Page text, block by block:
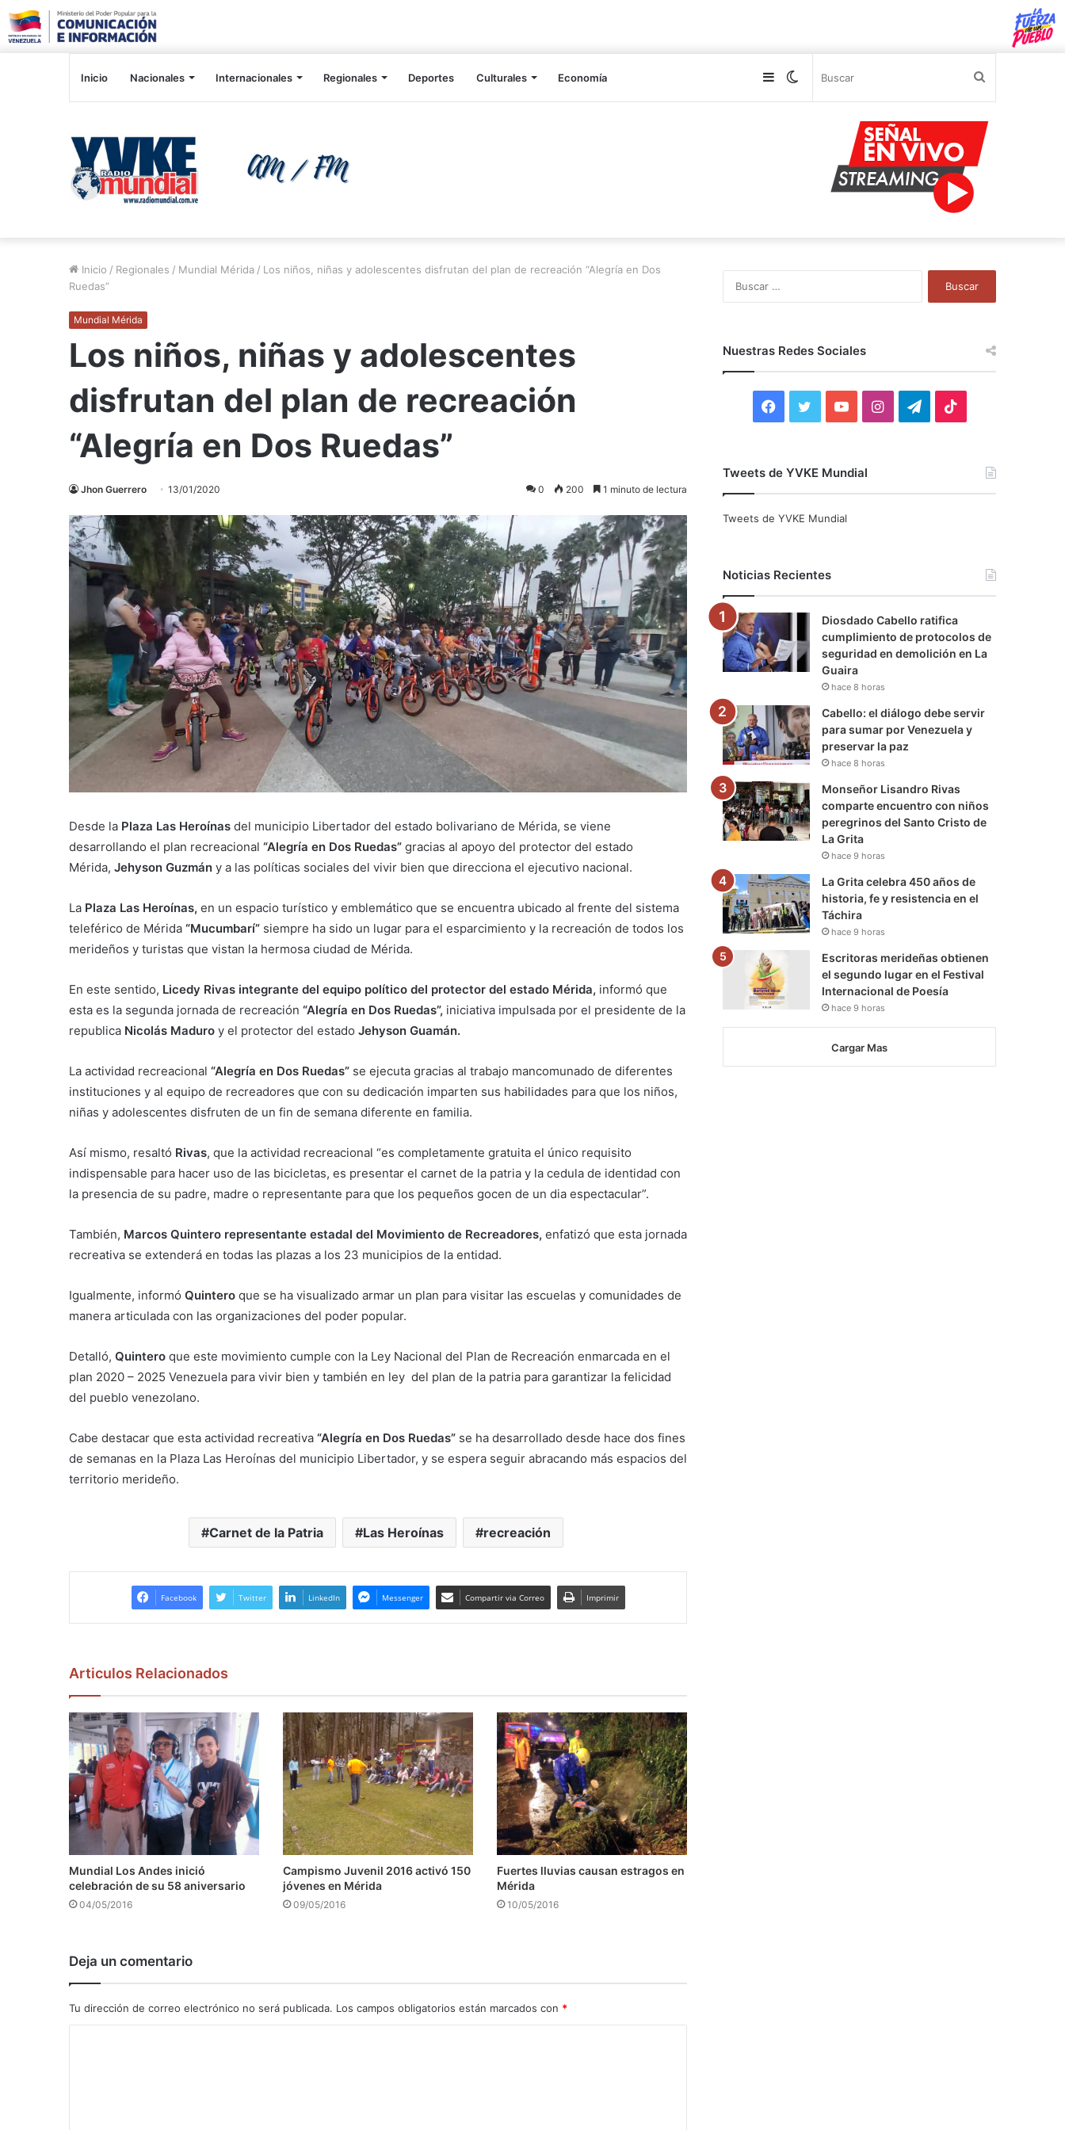
Inicio Nacionales Internacionales Regionales Deportes Culturales Economía Switch
Sidebar
Inicio / Regionales / Mundial Mérida / Los niños, niñas y adolescentes disfrutan del plan de recreación “Alegría en Dos
Ruedas”
Mundial Mérida
Los niños, niñas y adolescentes
disfrutan del plan de recreación
“Alegría en Dos Ruedas”
Jhon Guerrero 13/01/2020 0 200 1 minuto de lectura
Desde la Plaza Las Heroínas del municipio Libertador del estado bolivariano de Mérida, se viene
desarrollando el plan recreacional “Alegría en Dos Ruedas” gracias al apoyo del protector del estado
Mérida, Jehyson Guzmán y a las políticas sociales del vivir bien que direcciona el ejecutivo nacional.
La Plaza Las Heroínas, en un espacio turístico y emblemático que se encuentra ubicado al frente del sistema
teleférico de Mérida “Mucumbarí” siempre ha sido un lugar para el esparcimiento y la recreación de todos los
merideños y turistas que vistan la hermosa ciudad de Mérida.
En este sentido, Licedy Rivas integrante del equipo político del protector del estado Mérida, informó que
esta es la segunda jornada de recreación “Alegría en Dos Ruedas”, iniciativa impulsada por el presidente de la
republica Nicolás Maduro y el protector del estado Jehyson Guamán.
La actividad recreacional “Alegría en Dos Ruedas” se ejecuta gracias al trabajo mancomunado de diferentes
instituciones y al equipo de recreadores que con su dedicación imparten sus habilidades para que los niños,
niñas y adolescentes disfruten de un fin de semana diferente en familia.
Así mismo, resaltó Rivas, que la actividad recreacional “es completamente gratuita el único requisito
indispensable para hacer uso de las bicicletas, es presentar el carnet de la patria y la cedula de identidad con
la presencia de su padre, madre o representante para que los pequeños gocen de un dia espectacular”.
También, Marcos Quintero representante estadal del Movimiento de Recreadores, enfatizó que esta jornada
recreativa se extenderá en todas las plazas a los 23 municipios de la entidad.
Igualmente, informó Quintero que se ha visualizado armar un plan para visitar las escuelas y comunidades de
manera articulada con las organizaciones del poder popular.
Detalló, Quintero que este movimiento cumple con la Ley Nacional del Plan de Recreación enmarcada en el
plan 2020 – 2025 Venezuela para vivir bien y también en ley del plan de la patria para garantizar la felicidad
del pueblo venezolano.
Cabe destacar que esta actividad recreativa “Alegría en Dos Ruedas” se ha desarrollado desde hace dos fines
de semanas en la Plaza Las Heroínas del municipio Libertador, y se espera seguir abracando más espacios del
territorio merideño.
Carnet de la Patria Las Heroínas recreación
Facebook Twitter LinkedIn Messenger Compartir via Correo Imprimir
Articulos Relacionados
Mundial Los Andes inició
celebración de su 58 aniversario
04/05/2016
Campismo Juvenil 2016 activó 150
jóvenes en Mérida
09/05/2016
Fuertes lluvias causan estragos en
Mérida
10/05/2016
Deja un comentario
Tu dirección de correo electrónico no será publicada. Los campos obligatorios están marcados con *
Nuestras Redes Sociales
F
c
o
k
i
r
Y
u
e
I
r
a
m
T
a
m
Tweets de YVKE Mundial
Tweets de YVKE Mundial
Noticias Recientes
Diosdado Cabello ratifica
cumplimiento de protocolos de
seguridad en demolición en La
Guaira
hace 8 horas
Cabello: el diálogo debe servir
para sumar por Venezuela y
preservar la paz
hace 8 horas
Monseñor Lisandro Rivas
comparte encuentro con niños
peregrinos del Santo Cristo de
La Grita
hace 9 horas
La Grita celebra 450 años de
historia, fe y resistencia en el
Táchira
hace 9 horas
Escritoras merideñas obtienen
el segundo lugar en el Festival
Internacional de Poesía
hace 9 horas
Cargar Mas